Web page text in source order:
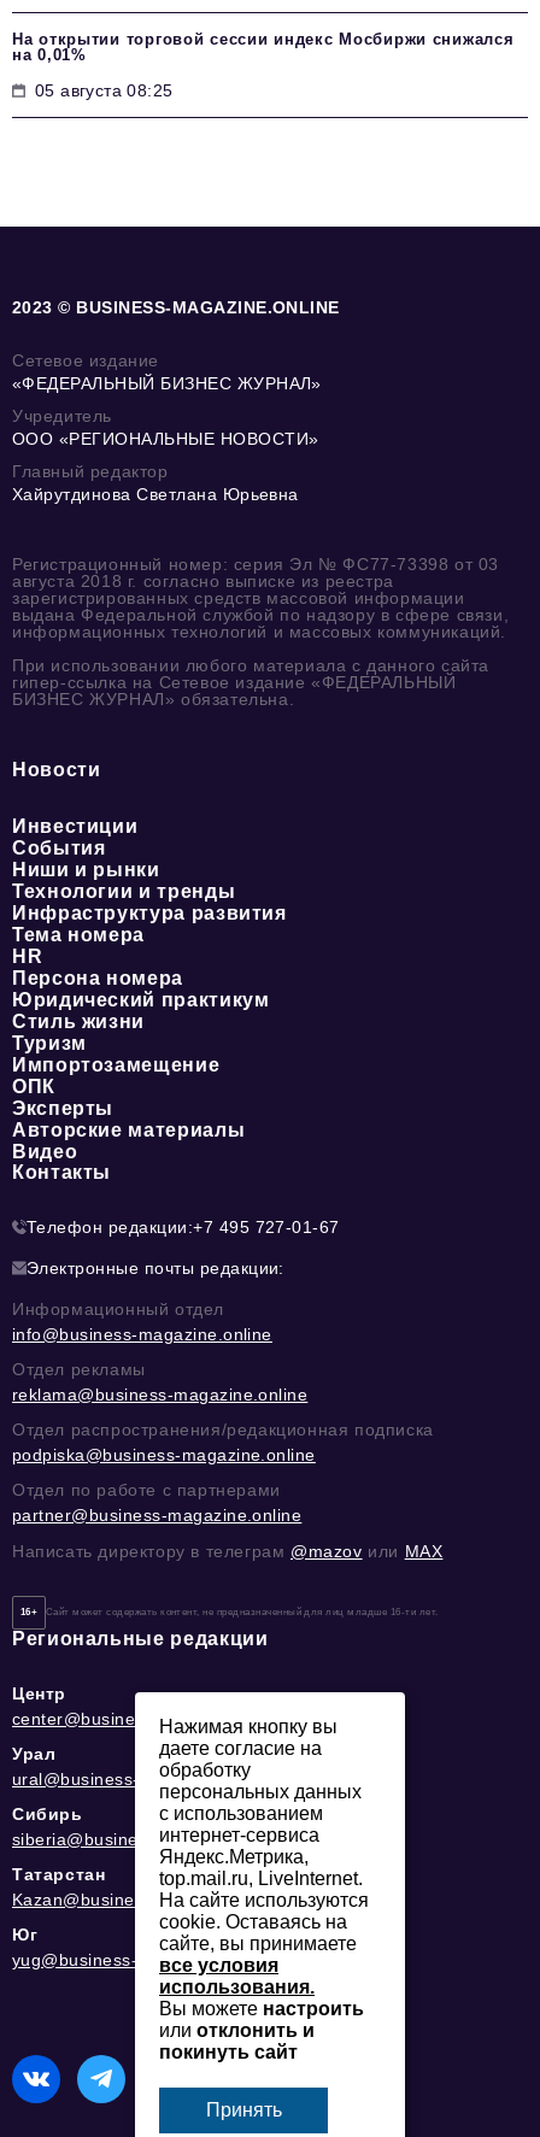
На открытии торговой сессии индекс Мосбиржи снижался
на 0,01%
05 августа 08:25
2023 © BUSINESS-MAGAZINE.ONLINE
Сетевое издание
«ФЕДЕРАЛЬНЫЙ БИЗНЕС ЖУРНАЛ»
Учредитель
ООО «РЕГИОНАЛЬНЫЕ НОВОСТИ»
Главный редактор
Хайрутдинова Светлана Юрьевна
Регистрационный номер: серия Эл № ФС77-73398 от 03
августа 2018 г. согласно выписке из реестра
зарегистрированных средств массовой информации
выдана Федеральной службой по надзору в сфере связи,
информационных технологий и массовых коммуникаций.
При использовании любого материала с данного сайта
гипер-ссылка на Сетевое издание «ФЕДЕРАЛЬНЫЙ
БИЗНЕС ЖУРНАЛ» обязательна.
Новости
Инвестиции
События
Ниши и рынки
Технологии и тренды
Инфраструктура развития
Тема номера
HR
Персона номера
Юридический практикум
Стиль жизни
Туризм
Импортозамещение
ОПК
Эксперты
Авторские материалы
Видео
Контакты
Телефон редакции:+7 495 727-01-67
Электронные почты редакции:
Информационный отдел
info@business-magazine.online
Отдел рекламы
reklama@business-magazine.online
Отдел распространения/редакционная подписка
podpiska@business-magazine.online
Отдел по работе с партнерами
partner@business-magazine.online
Написать директору в телеграм @mazov или MAX
16+ Сайт может содержать контент, не предназначенный для лиц младше 16-ти лет.
Региональные редакции
Центр
center@business-magazine.online
Урал
ural@business-magazine.online
Сибирь
siberia@business-magazine.online
Татарстан
Kazan@business-magazine.online
Юг
yug@business-magazine.online
Нажимая кнопку вы
даете согласие на
обработку
персональных данных
с использованием
интернет-сервиса
Яндекс.Метрика,
top.mail.ru, LiveInternet.
На сайте используются
cookie. Оставаясь на
сайте, вы принимаете
все условия
использования.
Вы можете настроить
или отклонить и
покинуть сайт
Принять